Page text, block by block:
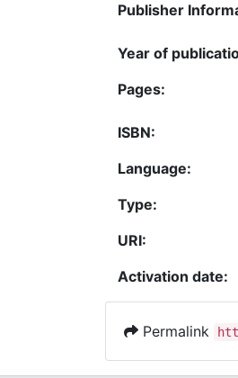
Publisher
Year of
Pages:
ISBN:
Language:
Type:
URI:
Activation date:
Permalink